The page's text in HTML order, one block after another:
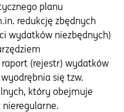
planu
redukcję zbędnych
wydatków niezbędnych)
(rejestr) wydatków
się tzw.
który obejmuje
nieregularne.